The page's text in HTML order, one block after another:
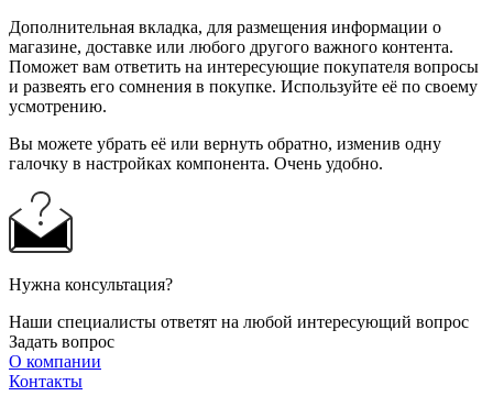
Дополнительная вкладка, для размещения информации о
магазине, доставке или любого другого важного контента.
Поможет вам ответить на интересующие покупателя вопросы
и развеять его сомнения в покупке. Используйте её по своему
усмотрению.
Вы можете убрать её или вернуть обратно, изменив одну
галочку в настройках компонента. Очень удобно.
Нужна консультация?
Наши специалисты ответят на любой интересующий вопрос
Задать вопрос
О компании
Контакты